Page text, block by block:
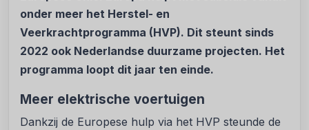
onder meer het Herstel- en
Veerkrachtprogramma (HVP). Dit steunt sinds
2022 ook Nederlandse duurzame projecten. Het
programma loopt dit jaar ten einde.
Meer elektrische voertuigen
Dankzij de Europese hulp via het HVP steunde de